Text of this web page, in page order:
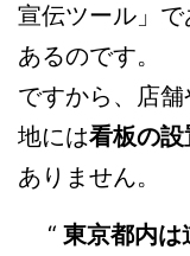
宣伝ツール」
あるのです。
ですから、店
地には看板の
ありません。
東京都内は